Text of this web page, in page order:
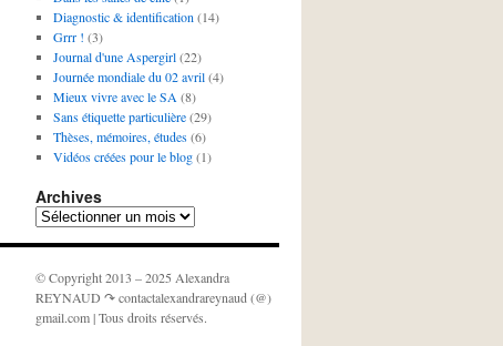
Diagnostic & identification (14)
Grrr ! (3)
Journal d'une Aspergirl(22)
Journée mondiale du 02 avril(4)
Mieux vivre avec le SA (8)
Sans étiquette particulière(29)
Thèses, mémoires, études(6)
Vidéos créées pour le blog(1)
Archives
Archives
© Copyright 2013 – 2025 Alexandra
REYNAUD ↷ contactalexandrareynaud (@)
gmail.com | Tous droits réservés.